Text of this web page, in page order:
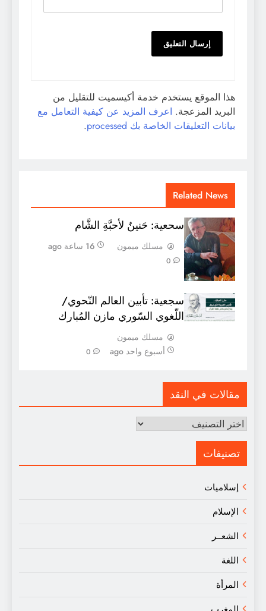
هذا الموقع يستخدم خدمة أكيسميت للتقليل من
البريد المزعجة. اعرف المزيد عن كيفية التعامل مع
بيانات التعليقات الخاصة بك processed
.
Related News
سحعية: حَنينٌ لأحبَّةِ الشَّام
مسلك ميمون 16 ساعة ago
0
سجعية: تأبين العالم النّحوي/
اللّغوي السّوري مازن المُبارك
مسلك ميمون
أسبوع واحد ago
0
مقالات في النقد
مقالات
النقد
تصنيفات
إسلاميات
الإسلام
الشعــر
اللغة
المرأة